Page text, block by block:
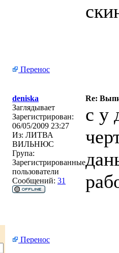
Перенос
deniska
Re:
Заглядывает
Зарегистрирован:
06/05/2009 23:27
Из: ЛИТВА
ВИЛЬНЮС
Група:
Зарегистрированные
пользователи
Сообщений: 31
с у
Перенос